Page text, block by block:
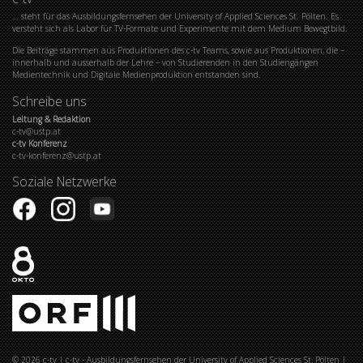
… steht für das Ausbildungsfernsehen der University of Applied Sciences St. Pölten. Es
versteht sich als Labor für TV-Formate und Experimente mit dem Medium Bewegtbild.
Die Beiträge stammen aus Produktionen des c-tv Teams, sowie aus Produktionen, die –
innerhalb und ausserhalb der Lehre – von Studierenden in den Studiengängen
Medientechnik und Digitale Medienproduktion entstanden sind.
Schreibe uns
Leitung & Redaktion
c-tv@ustp.at
c-tv Konferenz
c-tv-konferenz@ustp.at
Soziale Netzwerke
© 2026c-tv |c-tv - Ausbildungsfernsehen der University of Applied Sciences St. Pölten|